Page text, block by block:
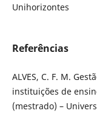
Unihorizontes
Referências
ALVES, C. F. M.
instituições de
(mestrado) –